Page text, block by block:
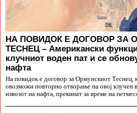
НА ПОВИДОК Е ДОГОВОР ЗА
ТЕСНЕЦ – Американски
клучниот воден пат и се
нафта
На повидок е договор за Ормунскиот Теснец,
овозможи повторно отворање на овој клучен
извозот на нафта, прекинат за време на